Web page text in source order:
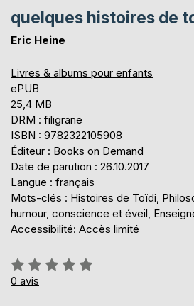
quelques histoires de
Eric Heine
Livres & albums pour enfants
ePUB
25,4 MB
DRM : filigrane
ISBN : 9782322105908
Éditeur : Books on Demand
Date de parution : 26.10.2017
Langue : français
Mots-clés : Histoires de Toïdi,
humour, conscience et éveil,
Accessibilité: Accès limité
Évaluation:
0%
0 avis